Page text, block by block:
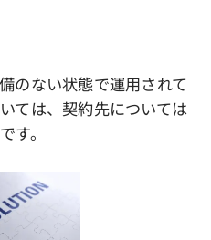
ない状態で運用されて
ては、契約先については
す。